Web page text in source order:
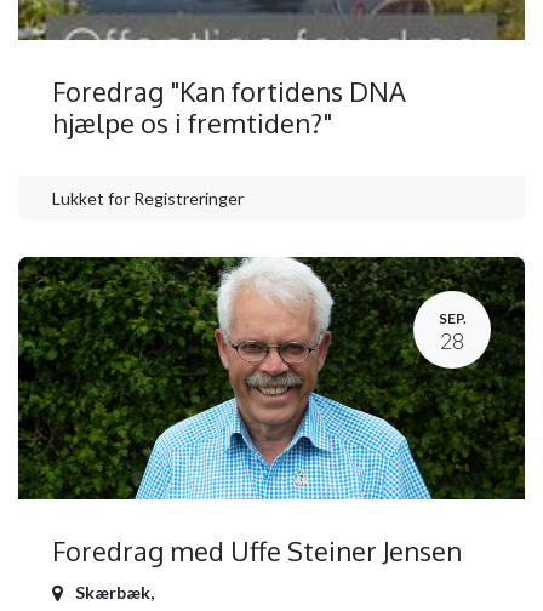
Foredrag "Kan fortidens DNA
hjælpe os i fremtiden?"
Lukket for Registreringer
SEP.
28
Foredrag med Uffe Steiner Jensen
Skærbæk,